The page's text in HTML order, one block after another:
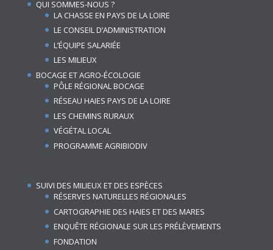
QUI SOMMES-NOUS ?
LA CHASSE EN PAYS DE LA LOIRE
LE CONSEIL D’ADMINISTRATION
L’ÉQUIPE SALARIÉE
LES MILIEUX
BOCAGE ET AGRO-ÉCOLOGIE
PÔLE RÉGIONAL BOCAGE
RÉSEAU HAIES PAYS DE LA LOIRE
LES CHEMINS RURAUX
VÉGÉTAL LOCAL
PROGRAMME AGRIBIODIV
SUIVI DES MILIEUX ET DES ESPÈCES
RÉSERVES NATURELLES RÉGIONALES
CARTOGRAPHIE DES HAIES ET DES MARES
ENQUÊTE RÉGIONALE SUR LES PRÉLÈVEMENTS
FONDATION